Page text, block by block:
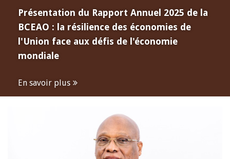
Présentation du Rapport Annuel 2025 de la
BCEAO : la résilience des économies de
l'Union face aux défis de l'économie
mondiale
En savoir plus